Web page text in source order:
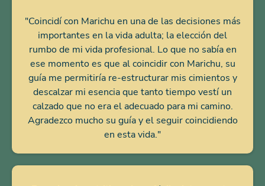
"Coincidí con Marichu en una de las decisiones más
importantes en la vida adulta; la elección del
rumbo de mi vida profesional. Lo que no sabía en
ese momento es que al coincidir con Marichu, su
guía me permitiría re-estructurar mis cimientos y
descalzar mi esencia que tanto tiempo vestí un
calzado que no era el adecuado para mi camino.
Agradezco mucho su guía y el seguir coincidiendo
en esta vida."